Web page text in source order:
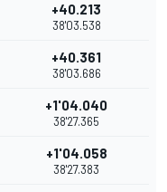
+40.213
38'03.538
+40.361
38'03.686
+1'04.040
38'27.365
+1'04.058
38'27.383